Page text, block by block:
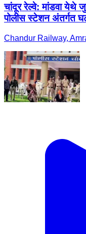
चांदूर रेल्वे: मांडवा येथे
पोलीस स्टेशन अंतर्गत
Chandur Railway,